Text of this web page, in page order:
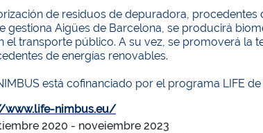
de residuos de depuradora,
gestiona Aigües de Barcelona, ​​se producirá
el transporte público. A su vez, se promoverá
de energías renovables.
está cofinanciado por el programa LIFE
www.life-nimbus.eu/
2020 - noveiembre 2023